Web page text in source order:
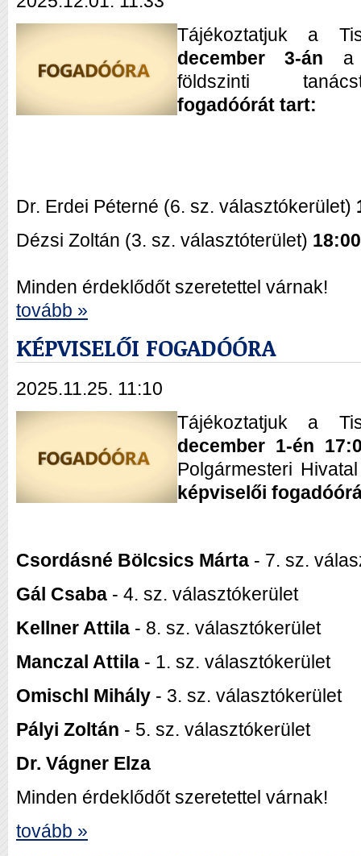
Tájékoztatjuk a
december 3-án a
földszinti
fogadóórát tart:
Dr. Erdei Péterné (6. sz. választókerület)
Dézsi Zoltán (3. sz. választóterület)
Minden érdeklődőt szeretettel várnak!
tovább »
KÉPVISELŐI FOGADÓÓRA
2025.11.25. 11:10
Tájékoztatjuk a
december 1-én
Polgármesteri
képviselői
Csordásné Bölcsics Márta - 7. sz.
Gál Csaba - 4. sz. választókerület
Kellner Attila - 8. sz. választókerület
Manczal Attila - 1. sz. választókerület
Omischl Mihály - 3. sz. választókerület
Pályi Zoltán - 5. sz. választókerület
Dr. Vágner Elza
Minden érdeklődőt szeretettel várnak!
tovább »